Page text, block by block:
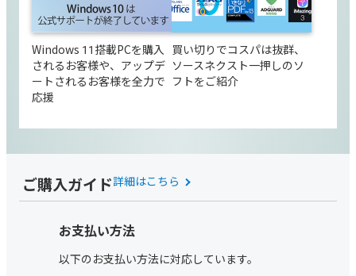
Windows 11搭載PCを購入
されるお客様や、アップデ
ートされるお客様を全力で
応援
買い切りでコスパは抜群、
ソースネクスト一押しのソ
フトをご紹介
ご購入ガイド詳細はこちら
お支払い方法
以下のお支払い方法に対応しています。